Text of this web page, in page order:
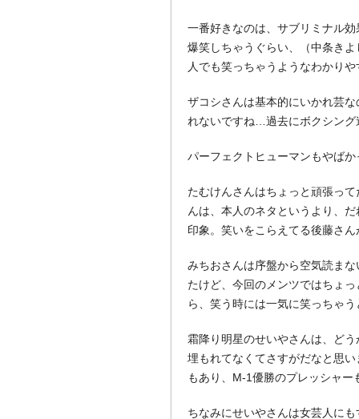
一番好きなのは、サブリミナル
爆笑しちゃうぐらい、（中条き
人でも笑っちゃうようなわかり
ザコシさんは基本的にいかれ芸
れないですね…過去にボクシング
パーフェクトヒューマンもやば
たむけんさんはちょっと頑張っ
んは、本人のネタというより、
印象。笑いをこらえてる後藤さ
みちおさんは序盤から空気読ま
たけど、今回のメンツではちょ
ら、笑う時には一気に笑っちゃ
霜降り明星のせいやさんは、ど
埋もれてなくてさすがだなと思
もあり、M-1優勝のプレッシャ
ちなみにせいやさんは女芸人に